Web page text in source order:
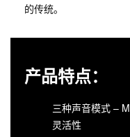
的传统。
产品特点：
三种声音模式 –
灵活性